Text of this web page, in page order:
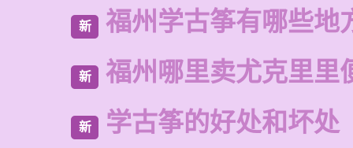
新 福州学古筝有哪些地
新 福州哪里卖尤克里里
新 学古筝的好处和坏处